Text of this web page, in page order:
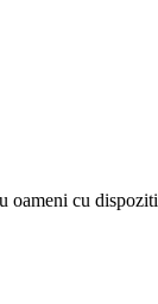
oameni cu